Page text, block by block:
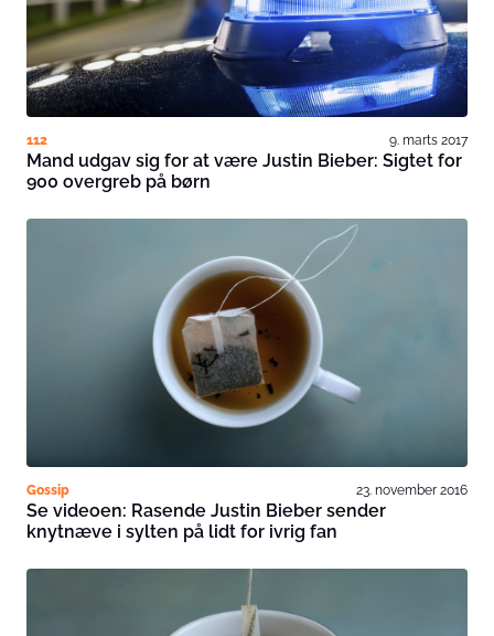
112 9. marts 2017
Mand udgav sig for at være Justin Bieber: Sigtet for
900 overgreb på børn
Gossip 23. november 2016
Se videoen: Rasende Justin Bieber sender
knytnæve i sylten på lidt for ivrig fan